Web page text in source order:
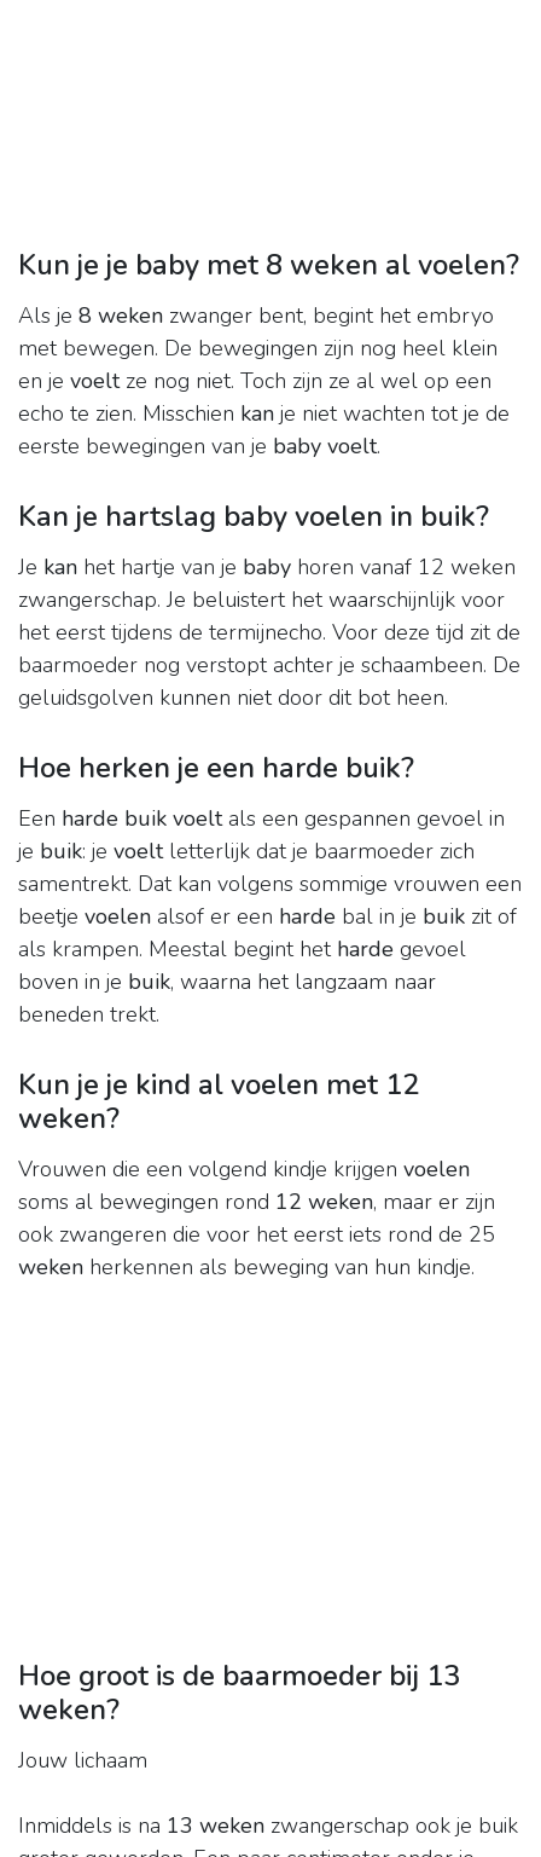
Kun je je baby met 8 weken al voelen?
Als je 8 weken zwanger bent, begint het embryo
met bewegen. De bewegingen zijn nog heel klein
en je voeltze nog niet. Toch zijn ze al wel op een
echo te zien. Misschien kan je niet wachten tot je de
eerste bewegingen van je baby voelt.
Kan je hartslag baby voelen in buik?
Je kan het hartje van je baby horen vanaf 12 weken
zwangerschap. Je beluistert het waarschijnlijk voor
het eerst tijdens de termijnecho. Voor deze tijd zit de
baarmoeder nog verstopt achter je schaambeen. De
geluidsgolven kunnen niet door dit bot heen.
Hoe herken je een harde buik?
Een harde buik voeltals een gespannen gevoel in
je buik: je voeltletterlijk dat je baarmoeder zich
samentrekt. Dat kan volgens sommige vrouwen een
beetje voelen alsof er een harde bal in je buik zit of
als krampen. Meestal begint het harde gevoel
boven in je buik, waarna het langzaam naar
beneden trekt.
Kun je je kind al voelen met 12
weken?
Vrouwen die een volgend kindje krijgen voelen
soms al bewegingen rond 12 weken, maar er zijn
ook zwangeren die voor het eerst iets rond de 25
weken herkennen als beweging van hun kindje.
Hoe groot is de baarmoeder bij 13
weken?
Jouw lichaam
Inmiddels is na 13 weken zwangerschap ook je buik